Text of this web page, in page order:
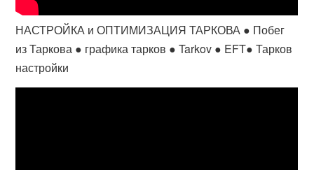
НАСТРОЙКА и ОПТИМИЗАЦИЯ ТАРКОВА ● Побег
из Таркова ● графика тарков ● Tarkov ● EFT● Тарков
настройки